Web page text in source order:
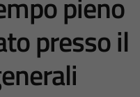
presso il